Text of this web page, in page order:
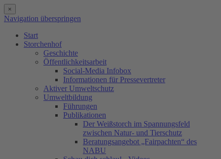
×
Navigation überspringen
Start
Storchenhof
Geschichte
Öffentlichkeitsarbeit
Social-Media Infobox
Informationen für Pressevertreter
Aktiver Umweltschutz
Umweltbildung
Führungen
Publikationen
Der Weißstorch im Spannungsfeld
zwischen Natur- und Tierschutz
Beratungsangebot „Fairpachten“ des
NABU